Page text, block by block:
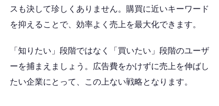
スも決して珍しくありません。購買に近いキーワード
を抑えることで、効率よく売上を最大化できます。
「知りたい」段階ではなく「買いたい」段階のユーザ
ーを捕まえましょう。広告費をかけずに売上を伸ばし
たい企業にとって、この上ない戦略となります。